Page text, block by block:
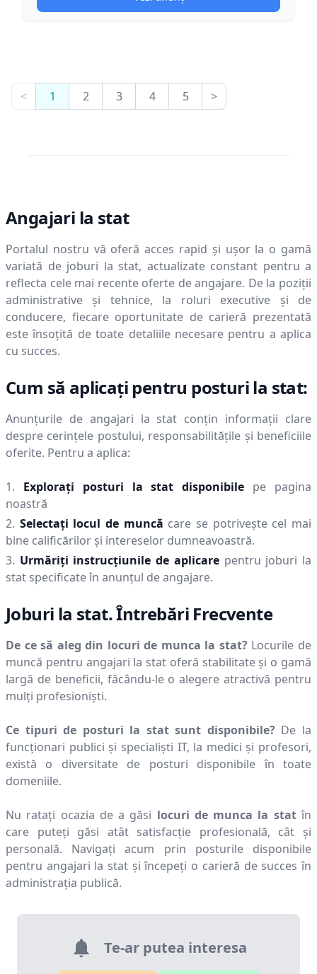
< 1 2 3 4 5 >
Angajari la stat
Portalul nostru vă oferă acces rapid și ușor la o gamă
variată de joburi la stat, actualizate constant pentru a
reflecta cele mai recente oferte de angajare. De la poziții
administrative și tehnice, la roluri executive și de
conducere, fiecare oportunitate de carieră prezentată
este însoțită de toate detaliile necesare pentru a aplica
cu succes.
Cum să aplicați pentru posturi la stat:
Anunțurile de angajari la stat conțin informații clare
despre cerințele postului, responsabilitățile și beneficiile
oferite. Pentru a aplica:
Explorați posturi la stat disponibile pe pagina
noastră
Selectați locul de muncă care se potrivește cel mai
bine calificărilor și intereselor dumneavoastră.
Urmăriți instrucțiunile de aplicare pentru joburi la
stat specificate în anunțul de angajare.
Joburi la stat. Întrebări Frecvente
De ce să aleg din locuri de munca la stat? Locurile de
muncă pentru angajari la stat oferă stabilitate și o gamă
largă de beneficii, făcându-le o alegere atractivă pentru
mulți profesioniști.
Ce tipuri de posturi la stat sunt disponibile? De la
funcționari publici și specialiști IT, la medici și profesori,
există o diversitate de posturi disponibile în toate
domeniile.
Nu ratați ocazia de a găsi locuri de munca la statîn
care puteți găsi atât satisfacție profesională, cât și
personală. Navigați acum prin posturile disponibile
pentru angajari la stat și începeți o carieră de succes în
administrația publică.
Te-ar putea interesa